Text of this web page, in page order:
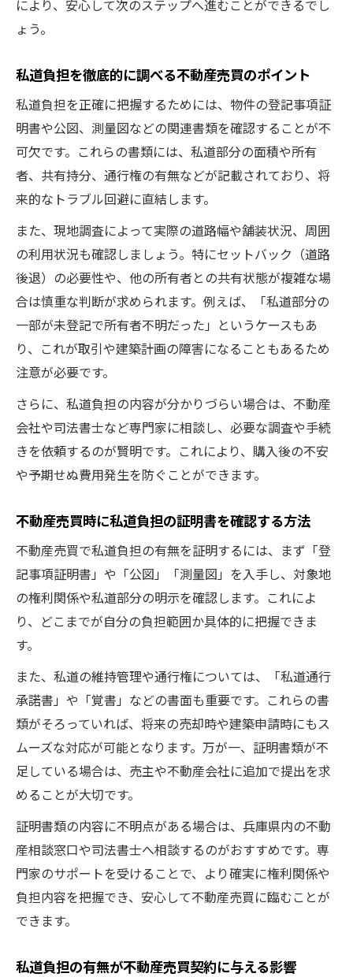
により、安心して次のステップへ進むことができるでし
ょう。
私道負担を徹底的に調べる不動産売買のポイント
私道負担を正確に把握するためには、物件の登記事項証
明書や公図、測量図などの関連書類を確認することが不
可欠です。これらの書類には、私道部分の面積や所有
者、共有持分、通行権の有無などが記載されており、将
来的なトラブル回避に直結します。
また、現地調査によって実際の道路幅や舗装状況、周囲
の利用状況も確認しましょう。特にセットバック（道路
後退）の必要性や、他の所有者との共有状態が複雑な場
合は慎重な判断が求められます。例えば、「私道部分の
一部が未登記で所有者不明だった」というケースもあ
り、これが取引や建築計画の障害になることもあるため
注意が必要です。
さらに、私道負担の内容が分かりづらい場合は、不動産
会社や司法書士など専門家に相談し、必要な調査や手続
きを依頼するのが賢明です。これにより、購入後の不安
や予期せぬ費用発生を防ぐことができます。
不動産売買時に私道負担の証明書を確認する方法
不動産売買で私道負担の有無を証明するには、まず「登
記事項証明書」や「公図」「測量図」を入手し、対象地
の権利関係や私道部分の明示を確認します。これによ
り、どこまでが自分の負担範囲か具体的に把握できま
す。
また、私道の維持管理や通行権については、「私道通行
承諾書」や「覚書」などの書面も重要です。これらの書
類がそろっていれば、将来の売却時や建築申請時にもス
ムーズな対応が可能となります。万が一、証明書類が不
足している場合は、売主や不動産会社に追加で提出を求
めることが大切です。
証明書類の内容に不明点がある場合は、兵庫県内の不動
産相談窓口や司法書士へ相談するのがおすすめです。専
門家のサポートを受けることで、より確実に権利関係や
負担内容を把握でき、安心して不動産売買に臨むことが
できます。
私道負担の有無が不動産売買契約に与える影響